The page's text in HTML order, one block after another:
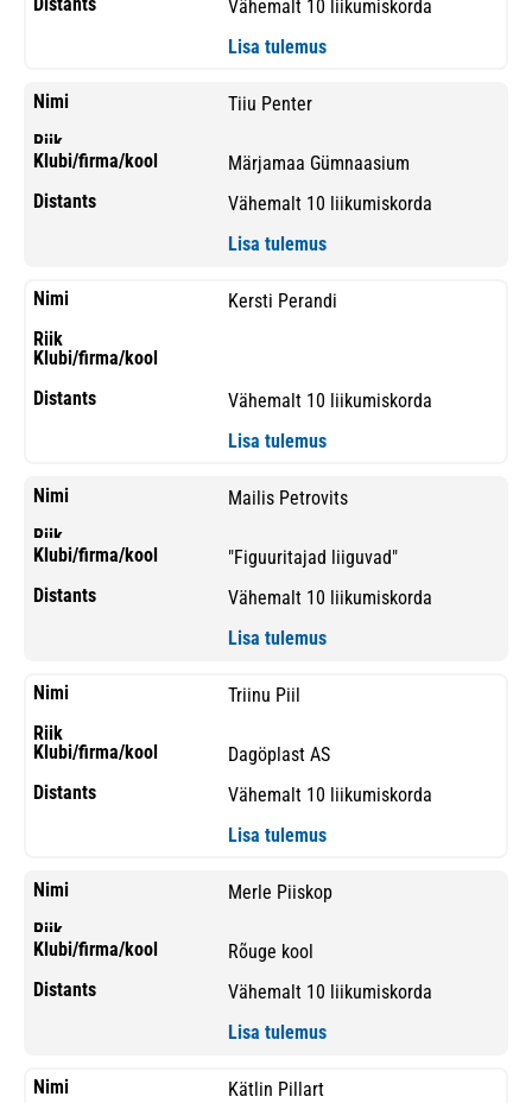
Vähemalt 10 liikumiskorda
Lisa tulemus
Tiiu Penter
Märjamaa Gümnaasium
Vähemalt 10 liikumiskorda
Lisa tulemus
Kersti Perandi
Vähemalt 10 liikumiskorda
Lisa tulemus
Mailis Petrovits
"Figuuritajad liiguvad"
Vähemalt 10 liikumiskorda
Lisa tulemus
Triinu Piil
Dagöplast AS
Vähemalt 10 liikumiskorda
Lisa tulemus
Merle Piiskop
Rõuge kool
Vähemalt 10 liikumiskorda
Lisa tulemus
Kätlin Pillart